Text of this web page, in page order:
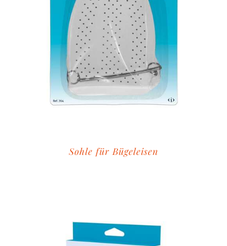
Sohle für Bügeleisen